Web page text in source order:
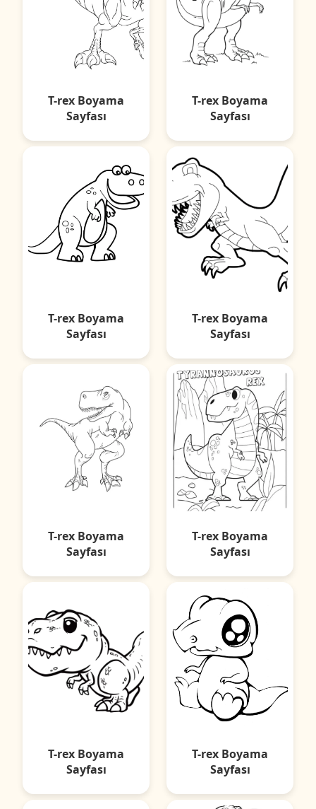
T-rex Boyama
Sayfası
T-rex Boyama
Sayfası
T-rex Boyama
Sayfası
T-rex Boyama
Sayfası
T-rex Boyama
Sayfası
T-rex Boyama
Sayfası
T-rex Boyama
Sayfası
T-rex Boyama
Sayfası